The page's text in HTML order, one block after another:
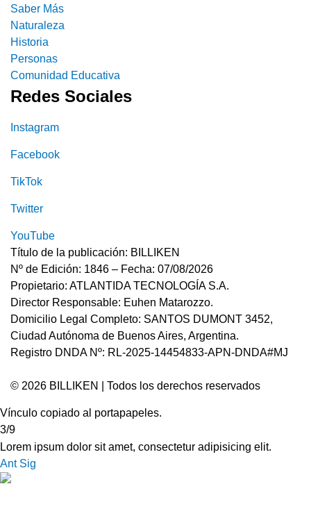
Saber Más
Naturaleza
Historia
Personas
Comunidad Educativa
Redes Sociales
Instagram
Facebook
TikTok
Twitter
YouTube
Título de la publicación: BILLIKEN
Nº de Edición: 1846 – Fecha: 07/08/2026
Propietario: ATLANTIDA TECNOLOGÍA S.A.
Director Responsable: Euhen Matarozzo.
Domicilio Legal Completo: SANTOS DUMONT 3452,
Ciudad Autónoma de Buenos Aires, Argentina.
Registro DNDA Nº: RL-2025-14454833-APN-DNDA#MJ
© 2026 BILLIKEN | Todos los derechos reservados
Vínculo copiado al portapapeles.
3/9
Lorem ipsum dolor sit amet, consectetur adipisicing elit.
Ant Sig